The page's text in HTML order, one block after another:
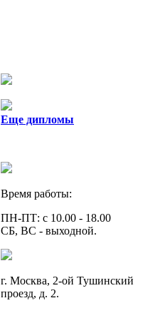
Еще дипломы
Время работы:
ПН-ПТ: с 10.00 - 18.00
СБ, ВС - выходной.
г. Москва, 2-ой Тушинский
проезд, д. 2.